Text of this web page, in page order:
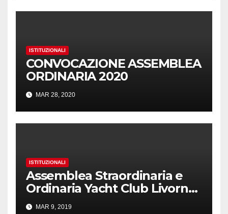
ISTITUZIONALI
CONVOCAZIONE ASSEMBLEA
ORDINARIA 2020
MAR 28, 2020
ISTITUZIONALI
Assemblea Straordinaria e
Ordinaria Yacht Club Livorno
– 23 marzo 2019
MAR 9, 2019